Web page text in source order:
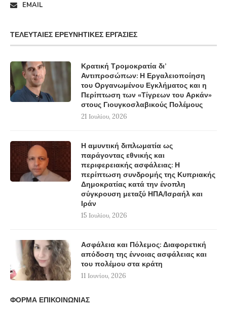
EMAIL
ΤΕΛΕΥΤΑΊΕΣ ΕΡΕΥΝΗΤΙΚΈΣ ΕΡΓΑΣΊΕΣ
Κρατική Τρομοκρατία δι’
Αντιπροσώπων: Η Εργαλειοποίηση
του Οργανωμένου Εγκλήματος και η
Περίπτωση των «Τίγρεων του Αρκάν»
στους Γιουγκοσλαβικούς Πολέμους
21 Ιουλίου, 2026
Η αμυντική διπλωματία ως
παράγοντας εθνικής και
περιφερειακής ασφάλειας: Η
περίπτωση συνδρομής της Κυπριακής
Δημοκρατίας κατά την ένοπλη
σύγκρουση μεταξύ ΗΠΑ/Ισραήλ και
Ιράν
15 Ιουλίου, 2026
Ασφάλεια και Πόλεμος: Διαφορετική
απόδοση της έννοιας ασφάλειας και
του πολέμου στα κράτη
11 Ιουνίου, 2026
ΦΟΡΜΑ ΕΠΙΚΟΙΝΩΝΙΑΣ